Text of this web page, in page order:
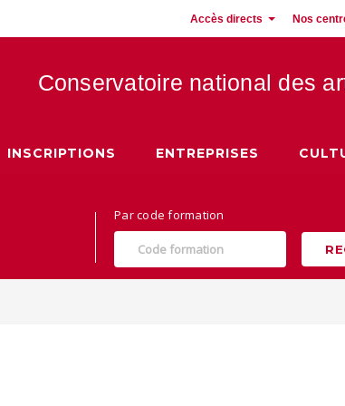
Accès directs Nos
Conservatoire national des
INSCRIPTIONS ENTREPRISES
Par code formation